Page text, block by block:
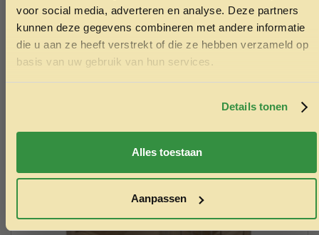
voor social media, adverteren en analyse. Deze partners
kunnen deze gegevens combineren met andere informatie
die u aan ze heeft verstrekt of die ze hebben verzameld op
basis van uw gebruik van hun services.
Details tonen
Alles toestaan
Aanpassen
Toevoegen aan winkelwagen
Ontvang korting
Door je in te schrijven ga je akkoord met het ontvangen van
Nee, ik wil geen korting